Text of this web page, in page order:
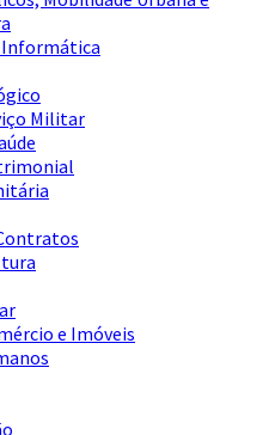
Informática
Militar
e Imóveis